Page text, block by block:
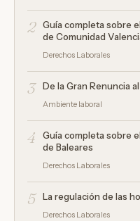
2
Guía completa sobre
de Comunidad
Derechos Laborales
3 De la Gran Renuncia
Ambiente laboral
4
Guía completa sobre
de Baleares
Derechos Laborales
5 La regulación de las
Derechos Laborales